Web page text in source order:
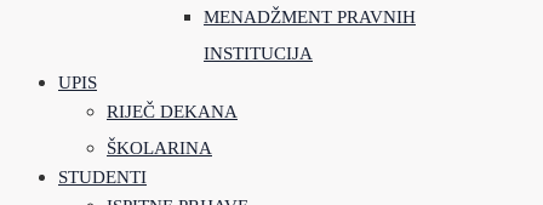
MENADŽMENT PRAVNIH
INSTITUCIJA
UPIS
RIJEČ DEKANA
ŠKOLARINA
STUDENTI